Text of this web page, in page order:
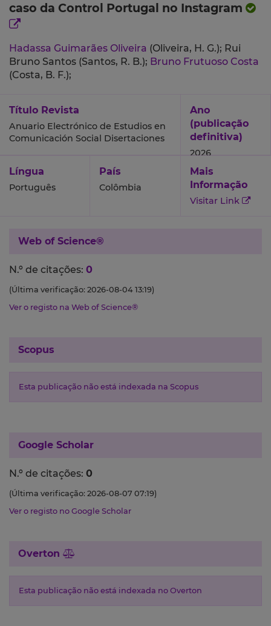
caso da Control Portugal no Instagram
Hadassa Guimarães Oliveira (Oliveira, H. G.); Rui
Bruno Santos (Santos, R. B.); Bruno Frutuoso Costa
(Costa, B. F.);
Título Revista
Anuario Electrónico de Estudios en
Comunicación Social Disertaciones
Ano
(publicação
definitiva)
2026
Língua
Português
País
Colômbia
Mais
Informação
Visitar Link
Web of Science®
N.º de citações: 0
(Última verificação: 2026-08-04 13:19)
Ver o registo na Web of Science®
Scopus
Esta publicação não está indexada na Scopus
Google Scholar
N.º de citações: 0
(Última verificação: 2026-08-07 07:19)
Ver o registo no Google Scholar
Overton
Esta publicação não está indexada no Overton